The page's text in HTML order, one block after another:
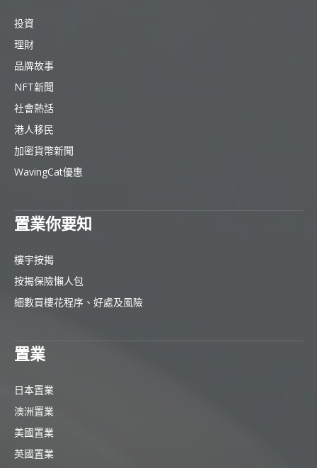
投資
理財
品牌故事
NFT新聞
社會熱話
港人移民
加密貨幣新聞
WavingCat優惠
置業你要知
樓宇按揭
按揭保險懶人包
細數買樓花程序、好處及風險
置業
日本置業
澳洲置業
美國置業
英國置業